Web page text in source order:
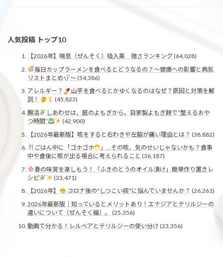
人気投稿 トップ10
【2026年】喘息（ぜんそく）吸入薬 強さランキング(64,028)
毎日カップラーメンを食べるとどうなるの？〜健康への影響と病気
リストまとめ
〜(54,386)
アレルギー？
山芋を食べるとかゆくなるのはなぜ？原因と対策を解
説！
(45,823)
腸活
しあわせは、庭のよもぎから。自家製よもぎ餅で“整えるおや
つ時間”
(42,900)
【2026年最新版】咳をすると右わきや左脇が痛い理由とは？ (38,882)
ごはん中に「ゴホゴホ
」…その咳、気のせいじゃないかも？食事
中や食後に咳が出る場合に考えられること (36,187)
春の味覚を楽しもう！「ふきのとうのオイル漬け」簡単作り置きレ
シピ
(33,471)
【2026年】
コロナ後の"しつこい痰"に悩んでいませんか？ (26,261)
2026年最新版｜知っているとメリットあり！エナジアとテリルジーの
違いについて（ぜんそく編）。
(25,356)
動画で分かる！レルベアとテリルジーの使い分け (23,356)